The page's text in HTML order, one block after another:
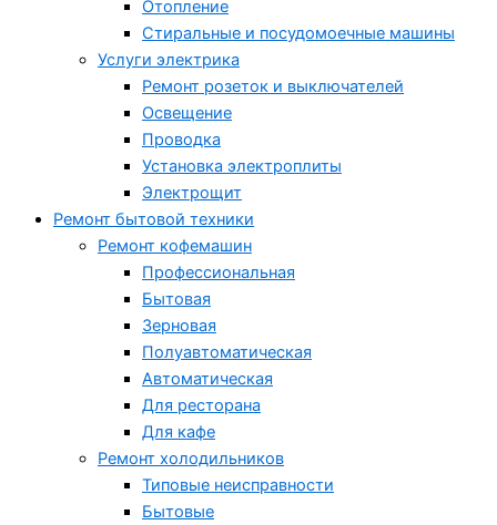
Отопление
Стиральные и посудомоечные машины
Услуги электрика
Ремонт розеток и выключателей
Освещение
Проводка
Установка электроплиты
Электрощит
Ремонт бытовой техники
Ремонт кофемашин
Профессиональная
Бытовая
Зерновая
Полуавтоматическая
Автоматическая
Для ресторана
Для кафе
Ремонт холодильников
Типовые неисправности
Бытовые